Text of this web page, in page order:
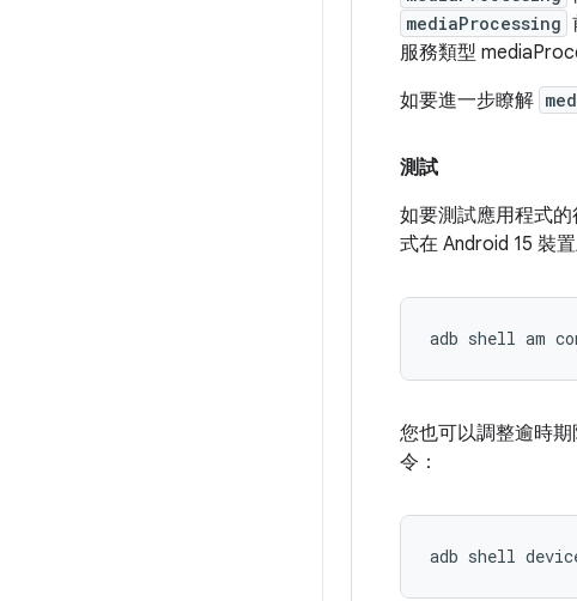
mediaProcessing
服務類型
如要進一步瞭解
測試
如要測試應用程式
式在 Android 15 裝
adb shell am
您也可以調整逾時
令：
adb shell